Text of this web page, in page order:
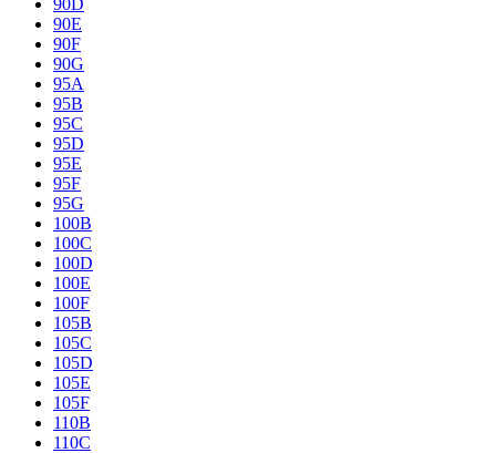
90E
90F
90G
95A
95B
95C
95D
95E
95F
95G
100B
100C
100D
100E
100F
105B
105C
105D
105E
105F
110B
110C